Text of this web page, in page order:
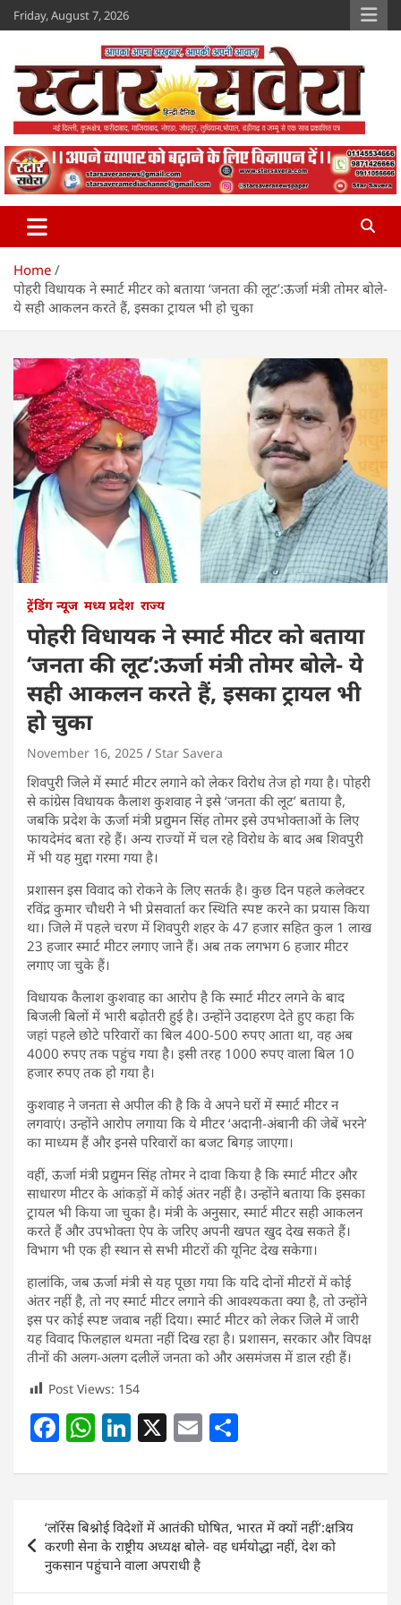
Skip
to
Friday, August 7, 2026
Star Savera
www.starsavera.com
Home
पोहरी विधायक ने स्मार्ट मीटर को बताया ‘जनता की लूट’:ऊर्जा मंत्री तोमर बोले-
ये सही आकलन करते हैं, इसका ट्रायल भी हो चुका
ट्रेंडिंग न्यूज मध्य प्रदेश राज्य
पोहरी विधायक ने स्मार्ट मीटर को बताया
‘जनता की लूट’:ऊर्जा मंत्री तोमर बोले- ये
सही आकलन करते हैं, इसका ट्रायल भी
हो चुका
November 16, 2025 Star Savera
शिवपुरी जिले में स्मार्ट मीटर लगाने को लेकर विरोध तेज हो गया है। पोहरी
से कांग्रेस विधायक कैलाश कुशवाह ने इसे ‘जनता की लूट’ बताया है,
जबकि प्रदेश के ऊर्जा मंत्री प्रद्युमन सिंह तोमर इसे उपभोक्ताओं के लिए
फायदेमंद बता रहे हैं। अन्य राज्यों में चल रहे विरोध के बाद अब शिवपुरी
में भी यह मुद्दा गरमा गया है।
प्रशासन इस विवाद को रोकने के लिए सतर्क है। कुछ दिन पहले कलेक्टर
रविंद्र कुमार चौधरी ने भी प्रेसवार्ता कर स्थिति स्पष्ट करने का प्रयास किया
था। जिले में पहले चरण में शिवपुरी शहर के 47 हजार सहित कुल 1 लाख
23 हजार स्मार्ट मीटर लगाए जाने हैं। अब तक लगभग 6 हजार मीटर
लगाए जा चुके हैं।
विधायक कैलाश कुशवाह का आरोप है कि स्मार्ट मीटर लगने के बाद
बिजली बिलों में भारी बढ़ोतरी हुई है। उन्होंने उदाहरण देते हुए कहा कि
जहां पहले छोटे परिवारों का बिल 400-500 रुपए आता था, वह अब
4000 रुपए तक पहुंच गया है। इसी तरह 1000 रुपए वाला बिल 10
हजार रुपए तक हो गया है।
कुशवाह ने जनता से अपील की है कि वे अपने घरों में स्मार्ट मीटर न
लगवाएं। उन्होंने आरोप लगाया कि ये मीटर ‘अदानी-अंबानी की जेबें भरने’
का माध्यम हैं और इनसे परिवारों का बजट बिगड़ जाएगा।
वहीं, ऊर्जा मंत्री प्रद्युमन सिंह तोमर ने दावा किया है कि स्मार्ट मीटर और
साधारण मीटर के आंकड़ों में कोई अंतर नहीं है। उन्होंने बताया कि इसका
ट्रायल भी किया जा चुका है। मंत्री के अनुसार, स्मार्ट मीटर सही आकलन
करते हैं और उपभोक्ता ऐप के जरिए अपनी खपत खुद देख सकते हैं।
विभाग भी एक ही स्थान से सभी मीटरों की यूनिट देख सकेगा।
हालांकि, जब ऊर्जा मंत्री से यह पूछा गया कि यदि दोनों मीटरों में कोई
अंतर नहीं है, तो नए स्मार्ट मीटर लगाने की आवश्यकता क्या है, तो उन्होंने
इस पर कोई स्पष्ट जवाब नहीं दिया। स्मार्ट मीटर को लेकर जिले में जारी
यह विवाद फिलहाल थमता नहीं दिख रहा है। प्रशासन, सरकार और विपक्ष
तीनों की अलग-अलग दलीलें जनता को और असमंजस में डाल रही हैं।
Post Views: 154
F
c
e
b
o
W
at
s
A
p
Li
k
e
dI
n
X E
ai
l
ar
e
Post
navigation
‘लॉरेंस बिश्नोई विदेशों में आतंकी घोषित, भारत में क्यों नहीं’:क्षत्रिय
करणी सेना के राष्ट्रीय अध्यक्ष बोले- वह धर्मयोद्धा नहीं, देश को
नुकसान पहुंचाने वाला अपराधी है